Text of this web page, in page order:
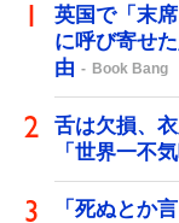
英国で「末
に呼び寄せ
由
Book Bang
舌は欠損、
「世界一不
「死ぬとか